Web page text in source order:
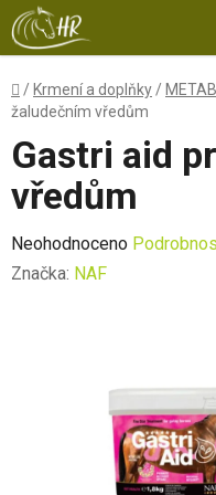
Přejít
na
obsah
Domů
/ Krmení a doplňky /
žaludečním vředům
Gastri aid
vředům
Průměrné
hodnocení
Neohodnoceno
Značka: NAF